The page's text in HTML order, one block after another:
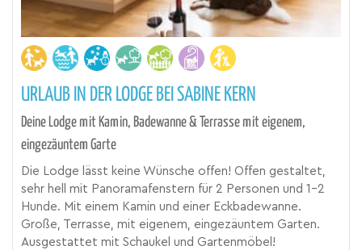
URLAUB IN DER LODGE BEI SABINE KERN
Deine Lodge mit Kamin, Badewanne & Terrasse mit eigenem,
eingezäuntem Garte
Die Lodge lässt keine Wünsche offen! Offen gestaltet,
sehr hell mit Panoramafenstern für 2 Personen und 1-2
Hunde. Mit einem Kamin und einer Eckbadewanne.
Große, Terrasse, mit eigenem, eingezäuntem Garten.
Ausgestattet mit Schaukel und Gartenmöbel!